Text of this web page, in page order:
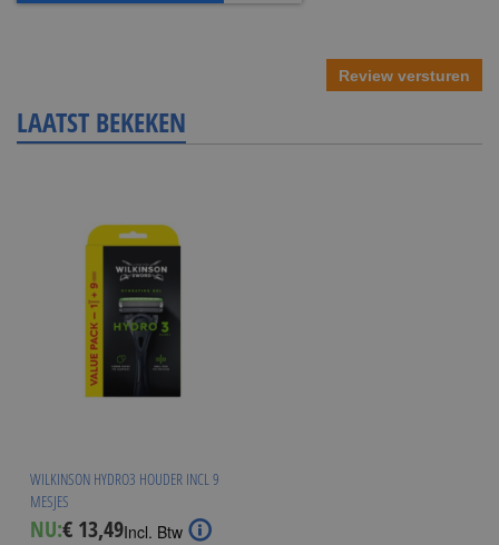
Review versturen
LAATST BEKEKEN
WILKINSON HYDRO3 HOUDER INCL 9
MESJES
NU:Special
Price
€ 13,49Incl. Btw